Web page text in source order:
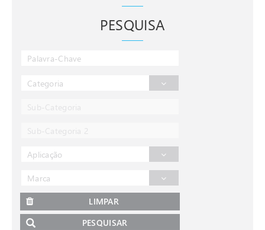
PESQUISA
Categoria
Aplicação
Marca
LIMPAR
PESQUISAR